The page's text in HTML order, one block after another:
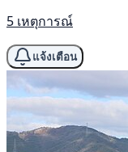
5 เหตุการณ์
แจ้งเตือน